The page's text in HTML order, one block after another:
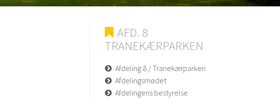
AFD. 8
TRANEKÆRPARKEN
Afdeling 8 / Tranekærparken
Afdelingsmødet
Afdelingens bestyrelse